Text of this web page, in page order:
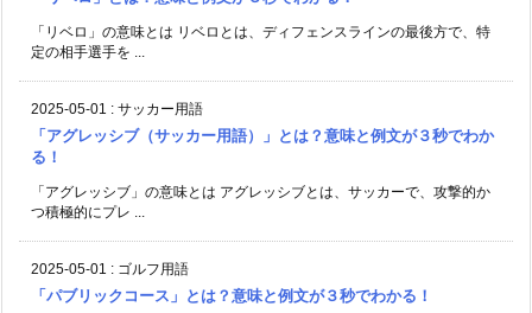
「リベロ」の意味とは リベロとは、ディフェンスラインの最後方で、特
定の相手選手を ...
2025-05-01 : サッカー用語
「アグレッシブ（サッカー用語）」とは？意味と例文が３秒でわか
る！
「アグレッシブ」の意味とは アグレッシブとは、サッカーで、攻撃的か
つ積極的にプレ ...
2025-05-01 : ゴルフ用語
「パブリックコース」とは？意味と例文が３秒でわかる！